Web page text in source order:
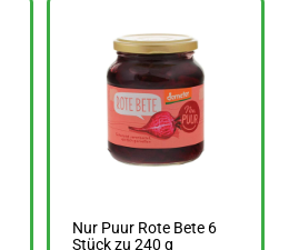
Nur Puur Rote Bete 6
Stück zu 240 g